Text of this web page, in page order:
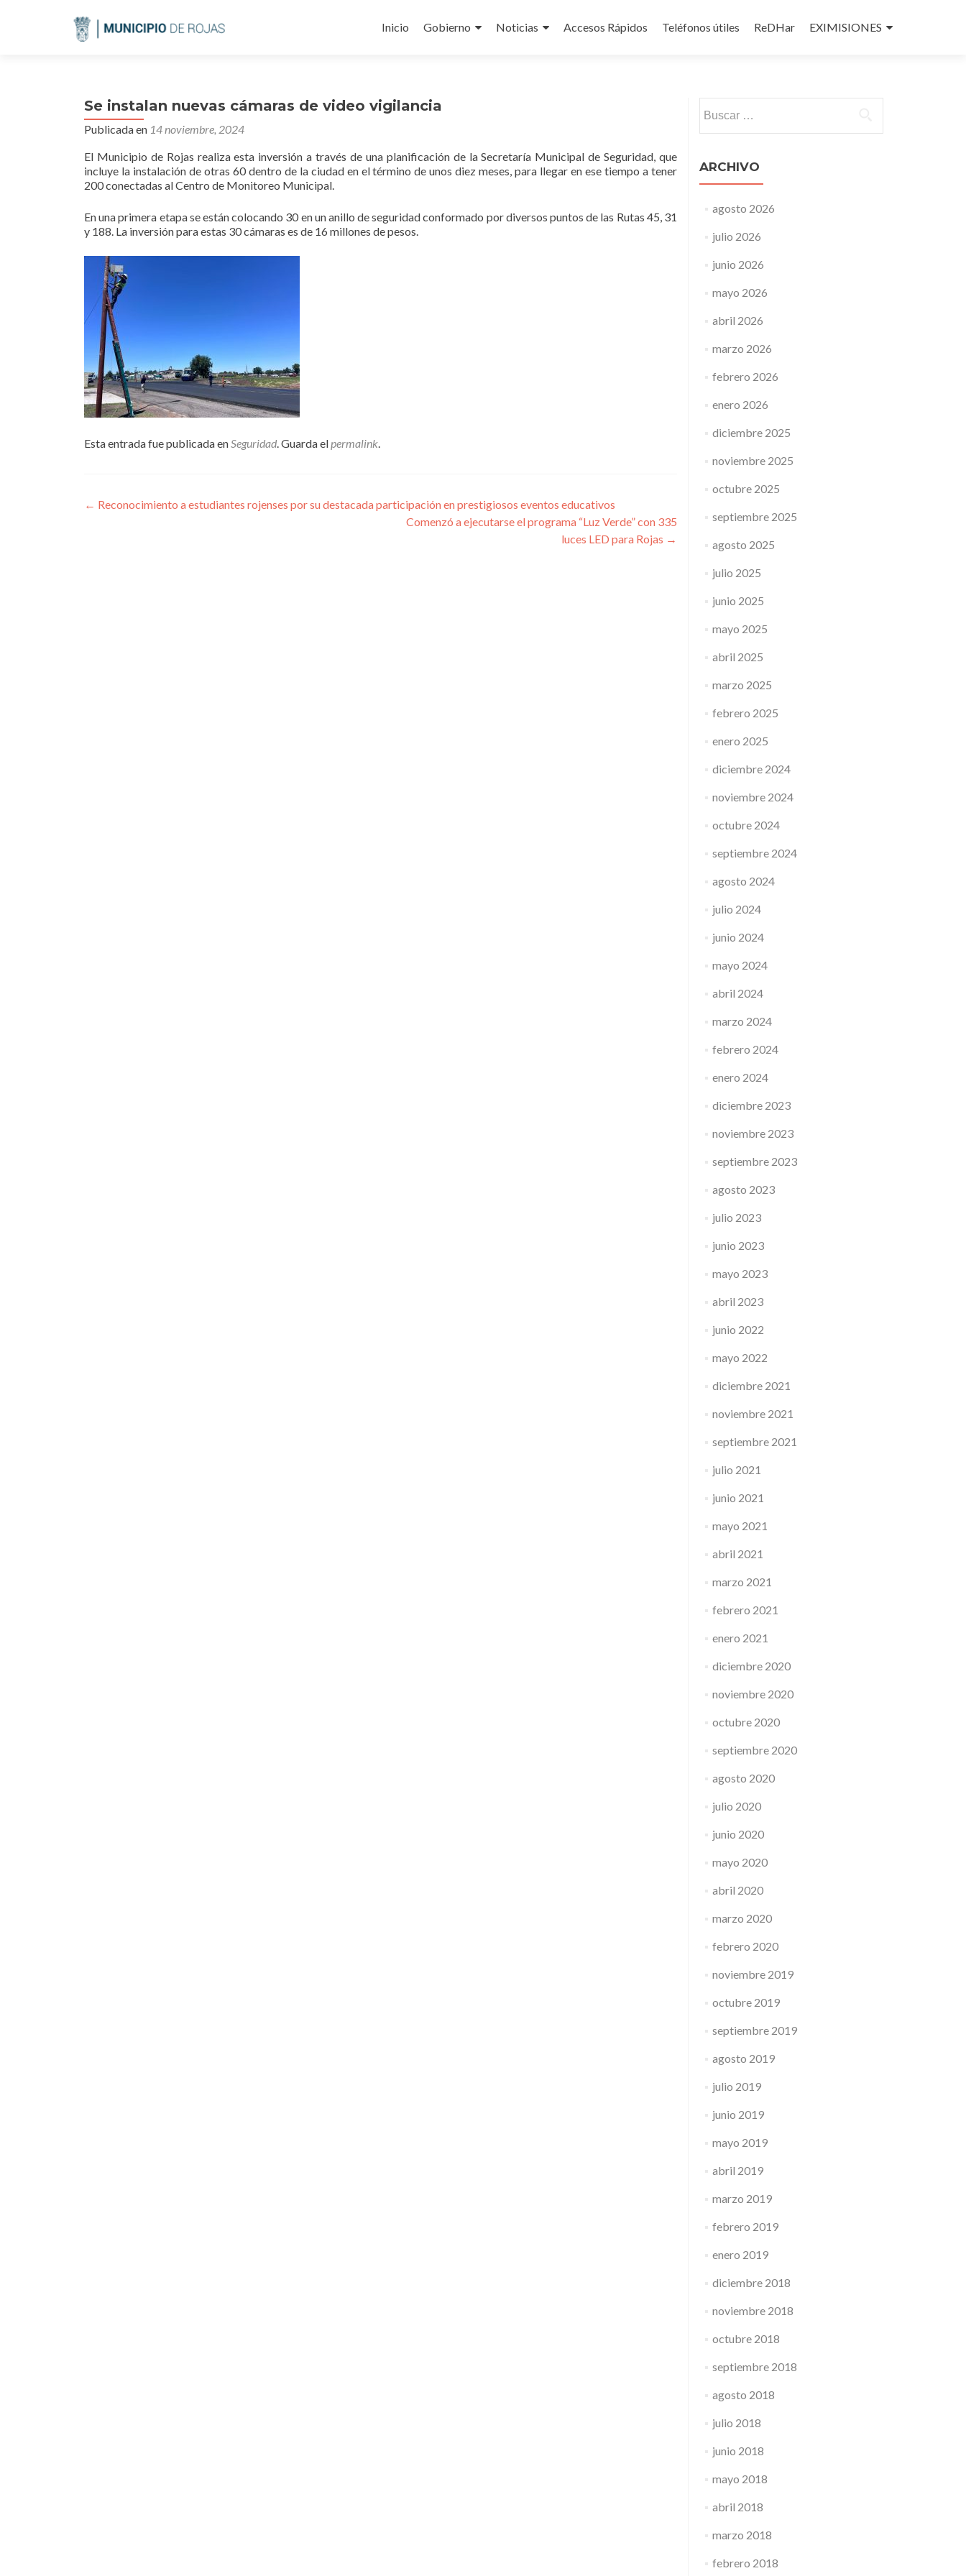
al
Inicio Gobierno Noticias Accesos Rápidos Teléfonos útiles ReDHar EXIMISIONES
Se instalan nuevas cámaras de video vigilancia
Publicada en 14 noviembre, 2024
El Municipio de Rojas realiza esta inversión a través de una planificación de la Secretaría Municipal de Seguridad, que
incluye la instalación de otras 60 dentro de la ciudad en el término de unos diez meses, para llegar en ese tiempo a tener
200 conectadas al Centro de Monitoreo Municipal.
En una primera etapa se están colocando 30 en un anillo de seguridad conformado por diversos puntos de las Rutas 45, 31
y 188. La inversión para estas 30 cámaras es de 16 millones de pesos.
Esta entrada fue publicada enSeguridad. Guarda elpermalink.
Navegación
← Reconocimiento a estudiantes rojenses por su destacada participación en prestigiosos eventos educativos
Comenzó a ejecutarse el programa “Luz Verde” con 335
luces LED para Rojas →
ARCHIVO
agosto 2026
julio 2026
junio 2026
mayo 2026
abril 2026
marzo 2026
febrero 2026
enero 2026
diciembre 2025
noviembre 2025
octubre 2025
septiembre 2025
agosto 2025
julio 2025
junio 2025
mayo 2025
abril 2025
marzo 2025
febrero 2025
enero 2025
diciembre 2024
noviembre 2024
octubre 2024
septiembre 2024
agosto 2024
julio 2024
junio 2024
mayo 2024
abril 2024
marzo 2024
febrero 2024
enero 2024
diciembre 2023
noviembre 2023
septiembre 2023
agosto 2023
julio 2023
junio 2023
mayo 2023
abril 2023
junio 2022
mayo 2022
diciembre 2021
noviembre 2021
septiembre 2021
julio 2021
junio 2021
mayo 2021
abril 2021
marzo 2021
febrero 2021
enero 2021
diciembre 2020
noviembre 2020
octubre 2020
septiembre 2020
agosto 2020
julio 2020
junio 2020
mayo 2020
abril 2020
marzo 2020
febrero 2020
noviembre 2019
octubre 2019
septiembre 2019
agosto 2019
julio 2019
junio 2019
mayo 2019
abril 2019
marzo 2019
febrero 2019
enero 2019
diciembre 2018
noviembre 2018
octubre 2018
septiembre 2018
agosto 2018
julio 2018
junio 2018
mayo 2018
abril 2018
marzo 2018
febrero 2018